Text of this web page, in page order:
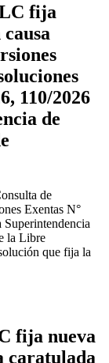
fija
110/2026
de
de
Exentas N°
la Libre
que fija la
fija nueva
caratulada